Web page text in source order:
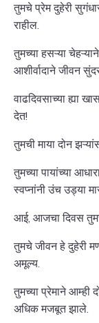
तुमचे प्रेम दुहेरी
राहील.
तुमच्या हसऱ्या
आशीर्वादाने जीवन
वाढदिवसाच्या ह्या
देत!
तुमची माया दोन
तुमच्या पायांच्या
स्वप्नांनी उंच उड्या
आई, आजचा दिवस
तुमचे जीवन हे दुहेरी
अमूल्य.
तुमच्या प्रेमाने आम्ही
अधिक मजबूत झाले.